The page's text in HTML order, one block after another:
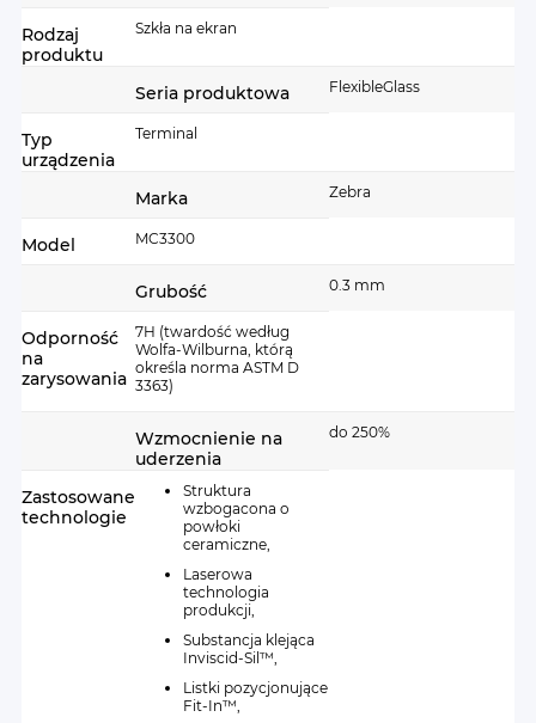
Ochrona, mocna jak nigdy
Wzmocnienie ekranu o 250% robi różnicę. Z
naszym Flexem upadki z wysokości na twarde
podłoże staną się nieszkodliwe dla ekranu Twojego
telefonu.
Hybryda pochłania energię uderzenia, skutecznie
chroniąc wyświetlacz przed rozbiciem. Dlatego z
FlexibleGlass™ możesz bez stresu korzystać z
telefonu nawet, gdy wspinasz się na skały.
Rodzaj
produktu
Szkła na ekran
Seria produktowa FlexibleGlass
Typ
urządzenia
Terminal
Marka Zebra
Model MC3300
Grubość 0.3 mm
Odporność
na
zarysowania
7H (twardość według
Wolfa-Wilburna, którą
określa norma ASTM D
3363)
Wzmocnienie na
uderzenia
do 250%
Zastosowane
technologie
Struktura
wzbogacona o
powłoki
ceramiczne,
Laserowa
technologia
produkcji,
Substancja klejąca
Inviscid-Sil™,
Listki pozycjonujące
Fit-In™,